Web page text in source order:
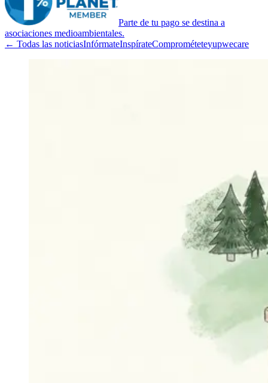
Parte de tu pago se destina a
asociaciones medioambientales.
← Todas las noticiasInfórmateInspírateComprométeteyupwecare